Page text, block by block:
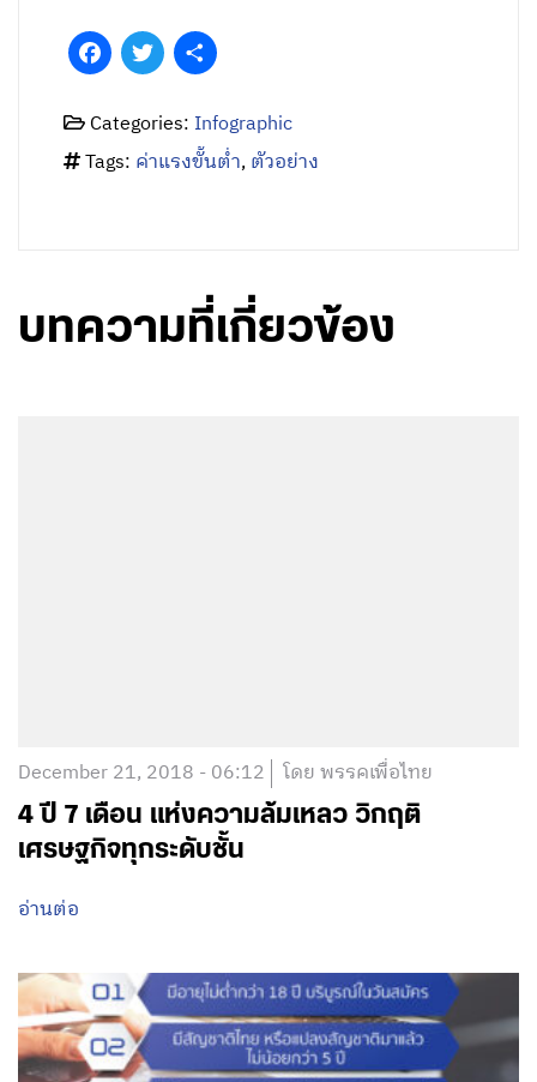
FacebookTwitter
Categories: Infographic
Tags: ค่าแรงขั้นต่ำ,ตัวอย่าง
บทความที่เกี่ยวข้อง
December 21, 2018 - 06:12 โดย พรรคเพื่อไทย
4 ปี 7 เดือน แห่งความล้มเหลว วิกฤติ
เศรษฐกิจทุกระดับชั้น
อ่านต่อ